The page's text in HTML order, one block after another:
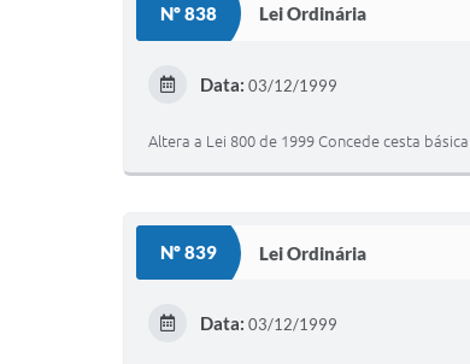
Nº 838 Lei Ordinária
Data: 03/12/1999
Altera a Lei 800 de 1999 Concede cesta
Nº 839 Lei Ordinária
Data: 03/12/1999